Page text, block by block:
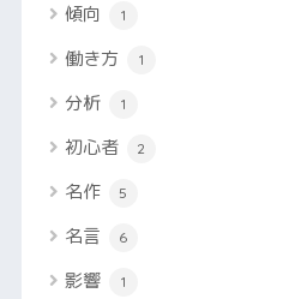
傾向 1
働き方 1
分析 1
初心者 2
名作 5
名言 6
影響 1